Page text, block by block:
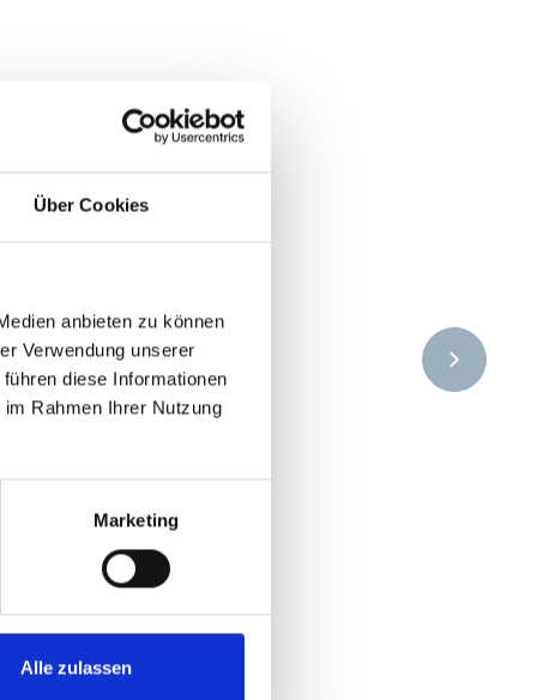
Über Cookies
anbieten zu können
Verwendung unserer
diese Informationen
Rahmen Ihrer Nutzung
Marketing
Alle zulassen